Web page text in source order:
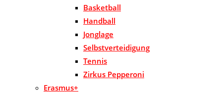
Basketball
Handball
Jonglage
Selbstverteidigung
Tennis
Zirkus Pepperoni
Erasmus+